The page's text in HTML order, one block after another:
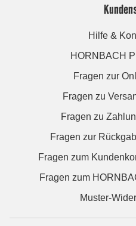
Hilfe &
HORNBACH
Fragen zur
Fragen zu
Fragen zu
Fragen zur
Fragen zum
Fragen zum
Muster-